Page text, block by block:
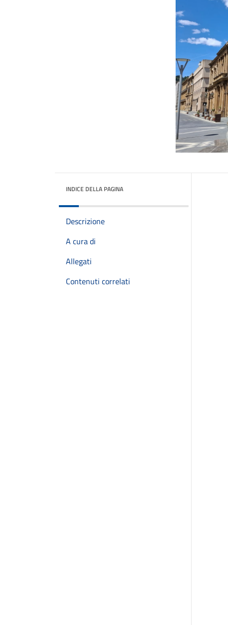
INDICE DELLA PAGINA
Descrizione
A cura di
Allegati
Contenuti correlati